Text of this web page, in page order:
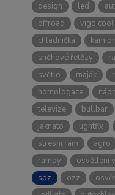
design
led
offroad
vigo cool
chladnička
kamion
sněhové řetězy
světlo
maják
homologace
televize
bullbar
jaknato
lightfix
stresni ram
agro
rampy
osvětlení
spz
ozz